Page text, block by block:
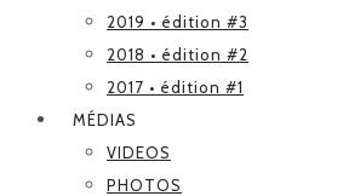
2019 • édition #3
2018 • édition #2
2017 • édition #1
MÉDIAS
VIDEOS
PHOTOS